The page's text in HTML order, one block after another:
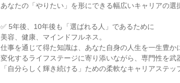
あなたの「やりたい」を形にできる幅広いキャリアの選
✅ 5年後、10年後も「選ばれる人」であるために
美容、健康、マインドフルネス。
仕事を通じて得た知識は、あなた自身の人生を一生豊か
変化するライフステージに寄り添いながら、専門性を武
「自分らしく輝き続ける」ための柔軟なキャリアステッ